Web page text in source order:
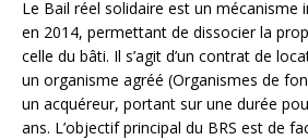
Le Bail réel solidaire est un mécanisme
en 2014, permettant de dissocier la
celle du bâti. Il s’agit d’un contrat de
un organisme agréé (Organismes de
un acquéreur, portant sur une durée
ans. L’objectif principal du BRS est de